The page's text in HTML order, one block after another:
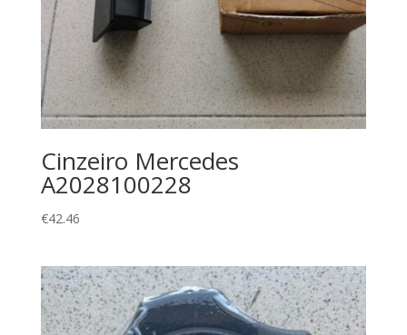
Cinzeiro Mercedes
A2028100228
€42.46